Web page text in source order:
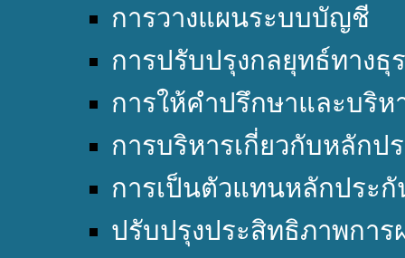
การวางแผนระบบบัญชี
การปรับปรุงกลยุทธ์ทางธุ
การให้คำปรึกษาและบริ
การบริหารเกี่ยวกับหลักป
การเป็นตัวแทนหลักประกั
ปรับปรุงประสิทธิภาพการ